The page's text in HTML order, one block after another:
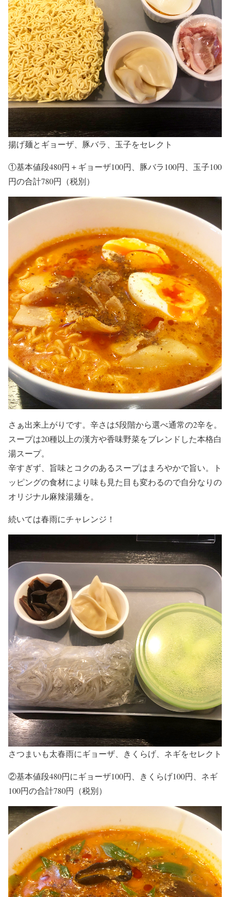
揚げ麺とギョーザ、豚バラ、玉子をセレクト
①基本値段480円＋ギョーザ100円、豚バラ100円、玉子100
円の合計780円（税別）
さぁ出来上がりです。辛さは5段階から選べ通常の2辛を。
スープは20種以上の漢方や香味野菜をブレンドした本格白
湯スープ。
辛すぎず、旨味とコクのあるスープはまろやかで旨い。ト
ッピングの食材により味も見た目も変わるので自分なりの
オリジナル麻辣湯麺を。
続いては春雨にチャレンジ！
さつまいも太春雨にギョーザ、きくらげ、ネギをセレクト
②基本値段480円にギョーザ100円、きくらげ100円、ネギ
100円の合計780円（税別）